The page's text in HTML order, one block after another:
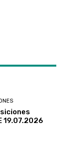
19.07.2026